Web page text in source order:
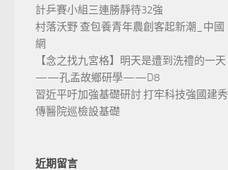
計乒賽小組三連勝靜待32強
村落沃野 查包養青年農創客起新潮_中國
網
【念之找九宮格】明天是遭到洗禮的一天
——孔孟故鄉研學——D8
習近平吁加強基礎研討 打牢科技強國建秀
傳醫院巡檢設基礎
近期留言